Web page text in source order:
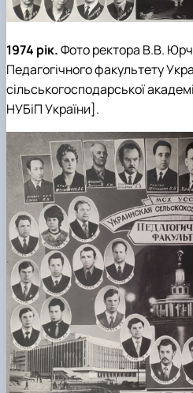
1974 рік.Фото ректора В.В.
Педагогічного факультету
сільськогосподарської
НУБіП України].